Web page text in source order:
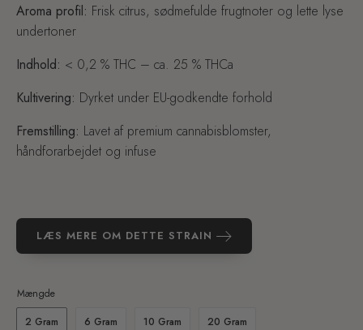
Aroma profil: Frisk citrus, sødmefulde frugtnoter og lette lyse
undertoner
Indhold: < 0,2 % THC – ca. 25 % THCa
Kultivering: Dyrket under EU-godkendte forhold
Fremstilling: Lavet af premium cannabisblomster,
håndforarbejdet og infuse
LÆS MERE OM DETTE STRAIN
Mængde
2 Gram
6 Gram 10 Gram 20 Gram